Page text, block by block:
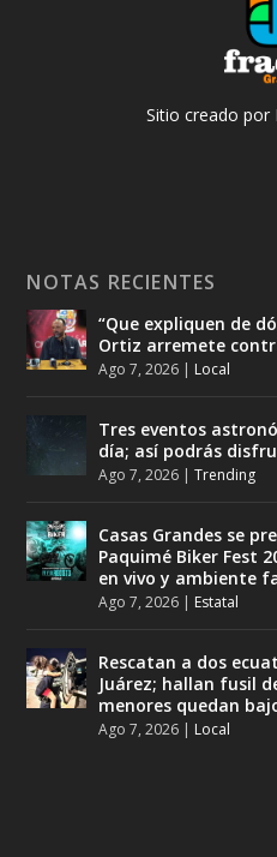
Sitio creado por
NOTAS RECIENTES
“Que expliquen de
Ortiz arremete
Ago 7, 2026 | Local
Tres eventos
día; así podrás
Ago 7, 2026 |Trending
Casas Grandes se
Paquimé Biker Fest
en vivo y ambiente
Ago 7, 2026 | Estatal
Rescatan a dos
Juárez; hallan fusil
menores quedan
Ago 7, 2026 | Local